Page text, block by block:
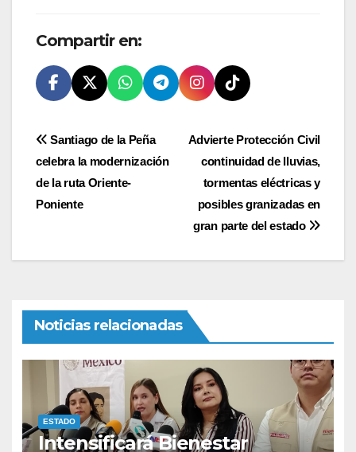
Compartir en:
Navegación
de
entradas
Advierte Protección Civil
continuidad de lluvias,
tormentas eléctricas y
posibles granizadas en
gran parte del estado
Santiago de la Peña
celebra la modernización
de la ruta Oriente-
Poniente
Noticias relacionadas
ESTADO
Intensificará Bienestar